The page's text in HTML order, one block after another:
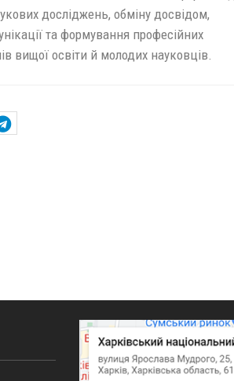
досліджень, обміну досвідом,
та формування професійних
вищої освіти й молодих науковців.